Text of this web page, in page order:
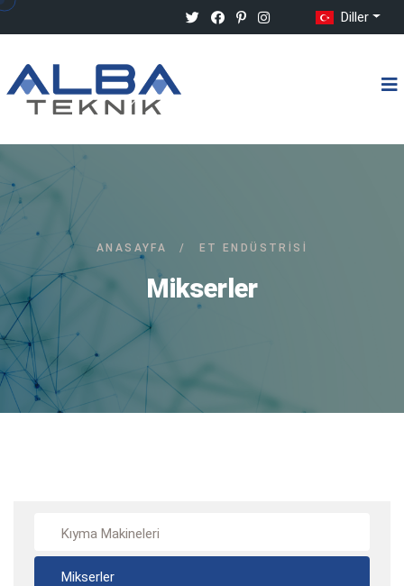
Diller
ANASAYFA / ET ENDÜSTRISI
Mikserler
Kıyma Makineleri
Mikserler